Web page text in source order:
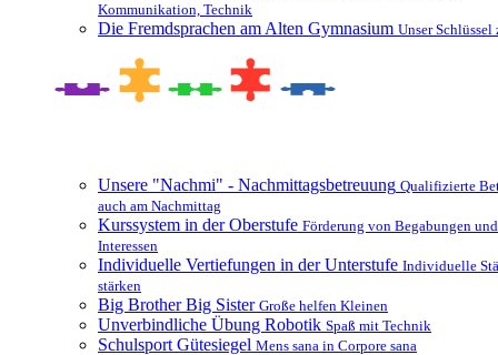
Kommunikation, Technik
Die Fremdsprachen am Alten Gymnasium Unser Schlüssel
Unsere "Nachmi" - Nachmittagsbetreuung Qualifizierte
auch am Nachmittag
Kurssystem in der Oberstufe Förderung von Begabungen und
Interessen
Individuelle Vertiefungen in der Unterstufe Individuelle
stärken
Big Brother Big Sister Große helfen Kleinen
Unverbindliche Übung Robotik Spaß mit Technik
Schulsport Gütesiegel Mens sana in Corpore sana